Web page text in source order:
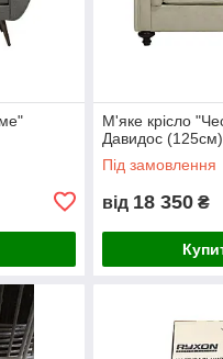
М'яке крісло
Давидос (125см)
Під замовлення
від 18 350 ₴